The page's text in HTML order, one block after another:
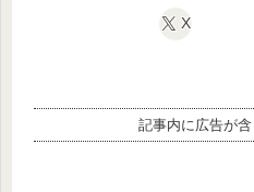
X
記事内に広告が含